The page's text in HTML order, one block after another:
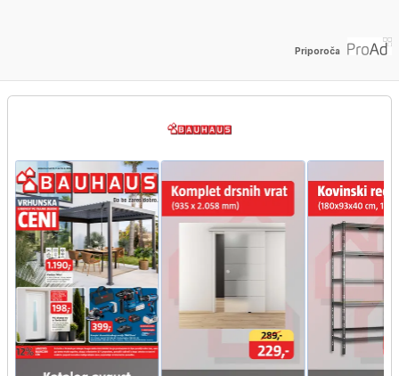
Priporoča